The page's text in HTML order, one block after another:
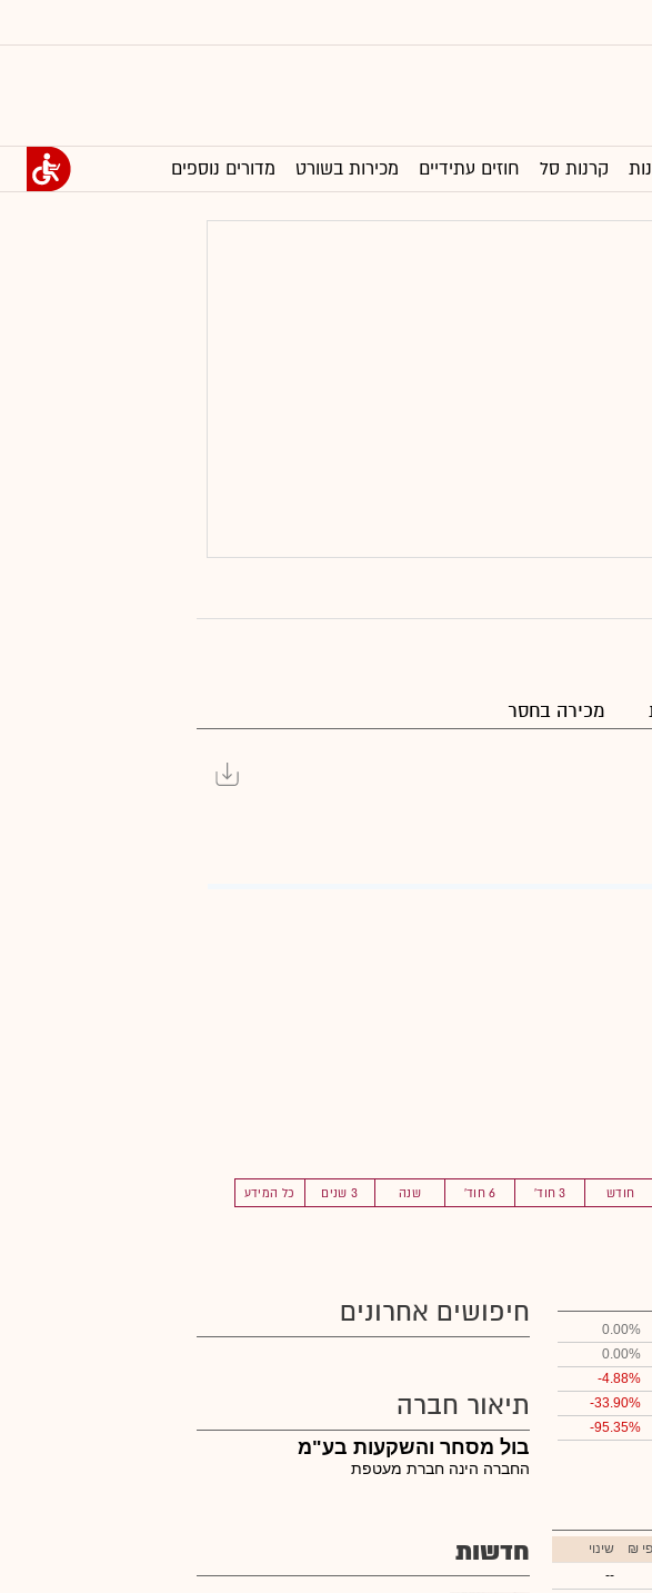
קרנות סל חוזים עתידיים מכירות בשורט מדורים נוספים
מכירה בחסר
חודש 3 חוד' 6 חוד' שנה 3 שנים כל המידע
0.00%
0.00%
-4.88%
-33.90%
-95.35%
שינוי
--
חיפושים אחרונים
תיאור חברה
בול מסחר והשקעות בע"מ
החברה הינה חברת מעטפת
חדשות